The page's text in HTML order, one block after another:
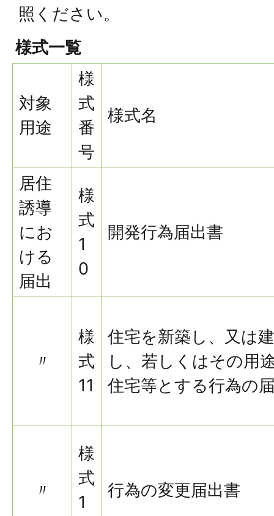
照ください。
様式一覧
対象
用途
様
式
番
号
様式名
居住
誘導
にお
ける
届出
様
式
1
0
開発行為届出書
〃
様
式
11
住宅を新築し、又は
し、若しくはその用
住宅等とする行為の
〃
様
式
1
行為の変更届出書